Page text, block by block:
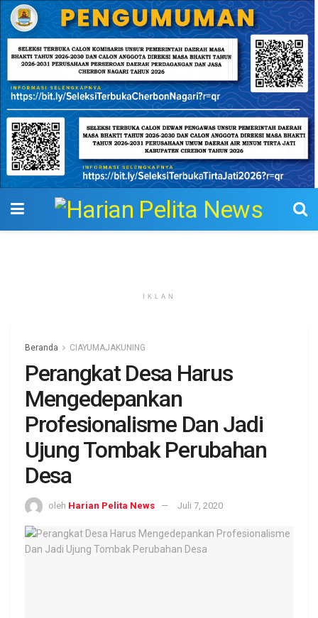
IKLAN
Beranda CIAYUMAJAKUNING
Perangkat Desa Harus
Mengedepankan
Profesionalisme Dan Jadi
Ujung Tombak Perubahan
Desa
oleh Harian Pelita News Juli 7, 2020